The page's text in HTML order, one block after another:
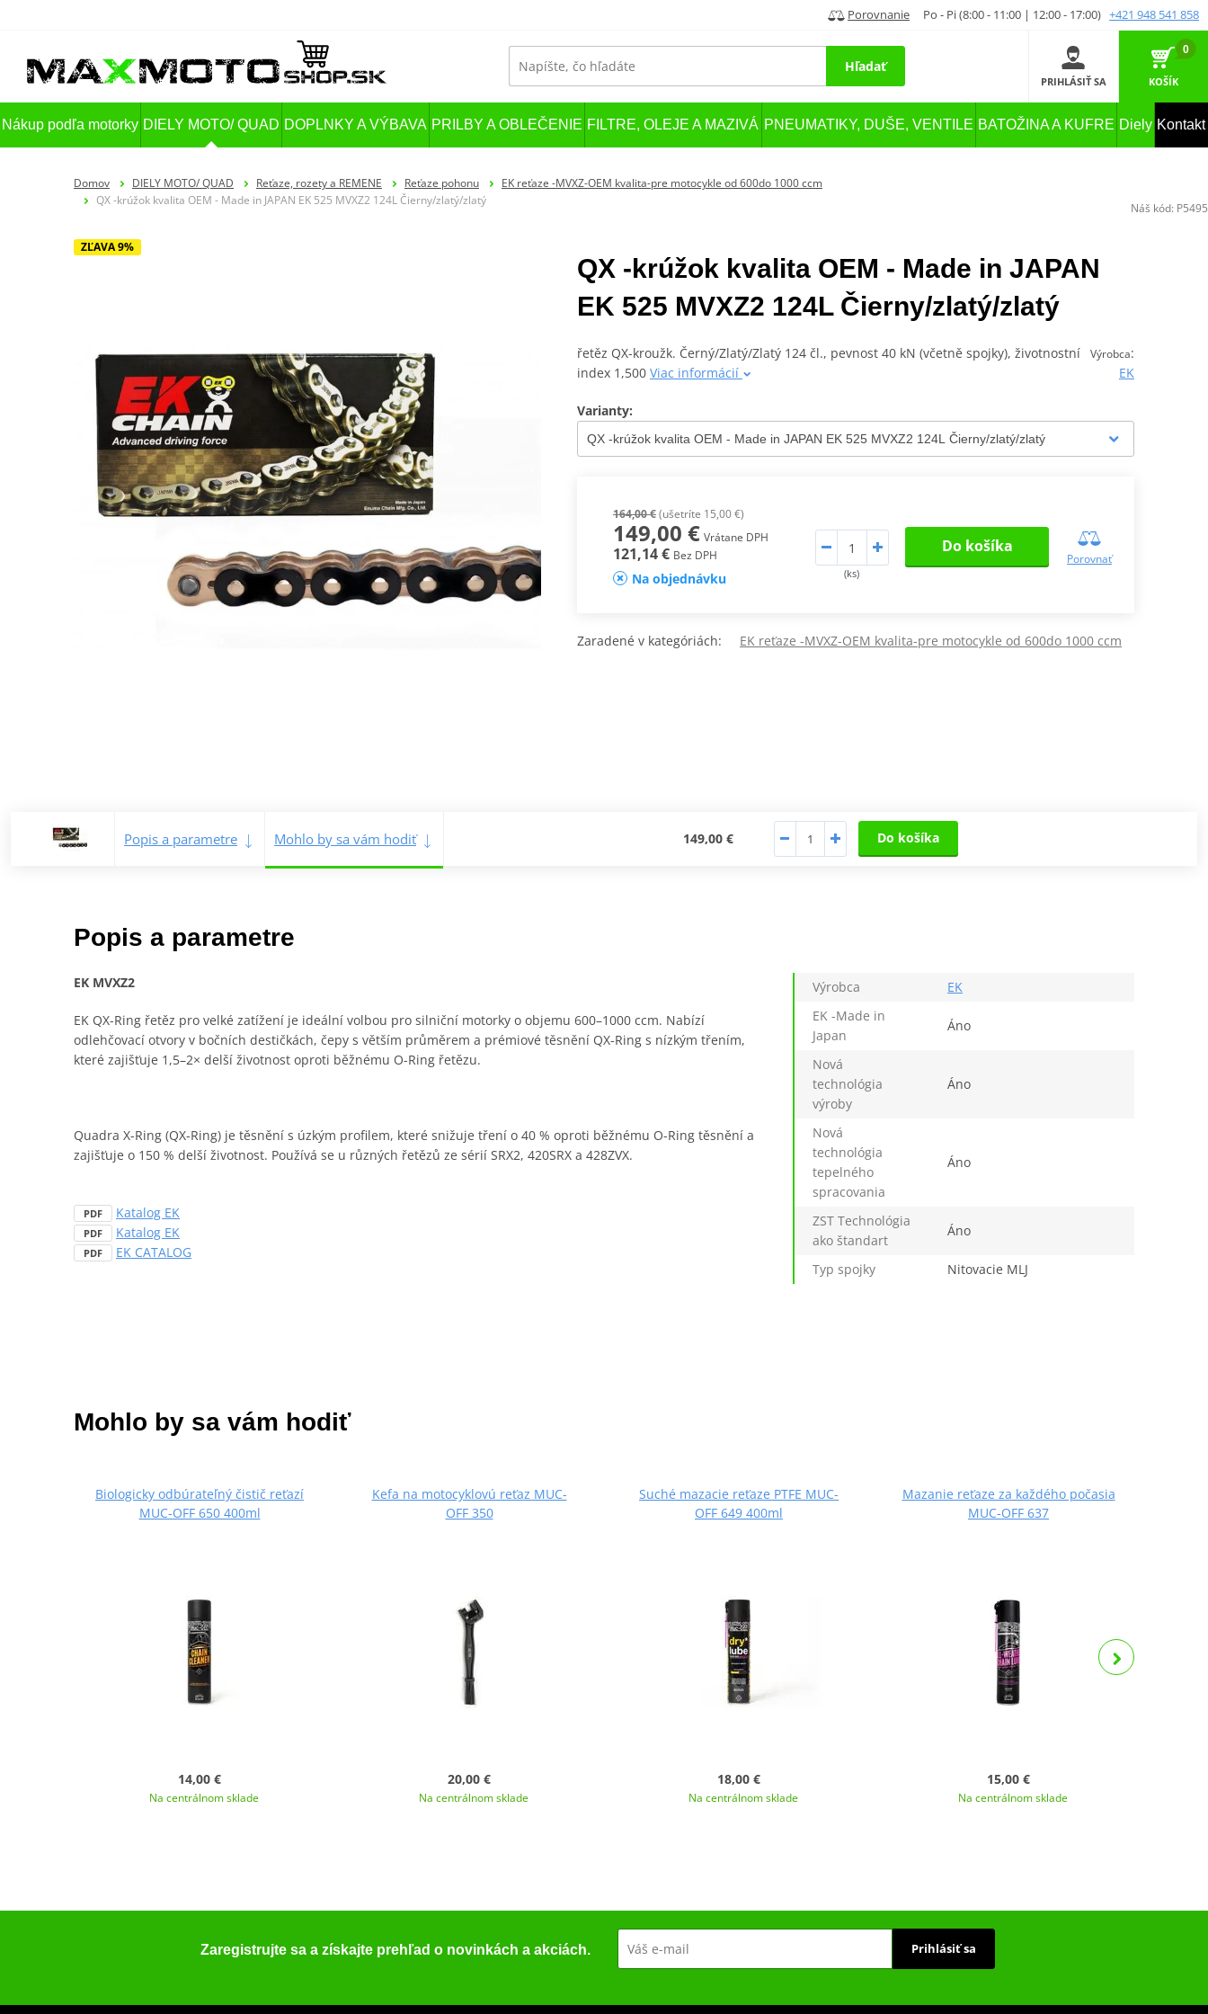
Porovnanie Po - Pi (8:00 - 11:00 | 12:00 - 17:00) +421 948 541 858
Hľadať
PRIHLÁSIŤ SA
0
KOŠÍK
Nákup podľa motorky DIELY MOTO/ QUAD DOPLNKY A VÝBAVA PRILBY A OBLEČENIE FILTRE, OLEJE A MAZIVÁ PNEUMATIKY, DUŠE, VENTILE BATOŽINA A KUFRE Diely Kontakt
Domov DIELY MOTO/ QUAD Reťaze, rozety a REMENE Reťaze pohonu
EK reťaze -MVXZ-OEM kvalita-pre motocykle od 600do 1000 ccm
QX -krúžok kvalita OEM - Made in JAPAN EK 525 MVXZ2 124L Čierny/zlatý/zlatý
ZĽAVA 9%
QX -krúžok kvalita OEM - Made in JAPAN
EK 525 MVXZ2 124L Čierny/zlatý/zlatý
Výrobca:
EK
řetěz QX-kroužk. Černý/Zlatý/Zlatý 124 čl., pevnost 40 kN (včetně spojky), životnostní
index 1,500 Viac informácií
Varianty:
164,00 €(ušetríte 15,00 €)
149,00 € Vrátane DPH
121,14 € Bez DPH
Na objednávku (ks)
Do košíka
Porovnať
Zaradené v kategóriách: EK reťaze -MVXZ-OEM kvalita-pre motocykle od 600do 1000 ccm
Popis a parametre Mohlo by sa vám hodiť 149,00 € Do košíka
Popis a parametre
EK MVXZ2
EK QX-Ring řetěz pro velké zatížení je ideální volbou pro silniční motorky o objemu 600–1000 ccm. Nabízí
odlehčovací otvory v bočních destičkách, čepy s větším průměrem a prémiové těsnění QX-Ring s nízkým třením,
které zajišťuje 1,5–2× delší životnost oproti běžnému O-Ring řetězu.
Quadra X-Ring (QX-Ring) je těsnění s úzkým profilem, které snižuje tření o 40 % oproti běžnému O-Ring těsnění a
zajišťuje o 150 % delší životnost. Používá se u různých řetězů ze sérií SRX2, 420SRX a 428ZVX.
PDF Katalog EK
PDF Katalog EK
PDF EK CATALOG
Výrobca
EK
EK -Made in
Japan
Áno
Nová
technológia
výroby
Áno
Nová
technológia
tepelného
spracovania
Áno
ZST Technológia
ako štandart
Áno
Typ spojky Nitovacie MLJ
Náš kód: P5495
Mohlo by sa vám hodiť
Biologicky odbúrateľný čistič reťazí
MUC-OFF 650 400ml
14,00 €
Na centrálnom sklade
Kefa na motocyklovú reťaz MUC-
OFF 350
20,00 €
Na centrálnom sklade
Suché mazacie reťaze PTFE MUC-
OFF 649 400ml
18,00 €
Na centrálnom sklade
Mazanie reťaze za každého počasia
MUC-OFF 637
15,00 €
Na centrálnom sklade
Zaregistrujte sa a získajte prehľad o novinkách a akciách. Prihlásiť sa